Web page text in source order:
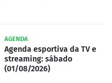
AGENDA
Agenda esportiva da TV e
streaming: sábado
(01/08/2026)